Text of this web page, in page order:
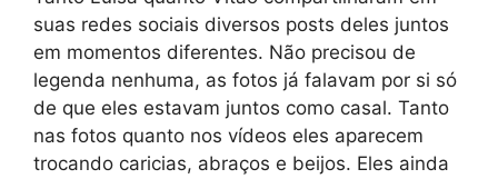
suas redes sociais diversos posts deles juntos
em momentos diferentes. Não precisou de
legenda nenhuma, as fotos já falavam por si só
de que eles estavam juntos como casal. Tanto
nas fotos quanto nos vídeos eles aparecem
trocando caricias, abraços e beijos. Eles ainda